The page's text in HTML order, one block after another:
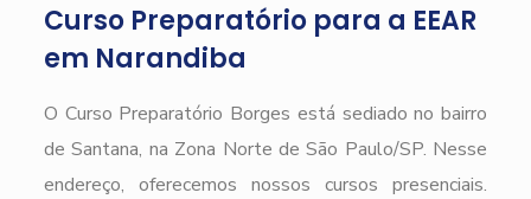
Curso Preparatório para a EEAR
em Narandiba
O Curso Preparatório Borges está sediado no bairro
de Santana, na Zona Norte de São Paulo/SP. Nesse
endereço, oferecemos nossos cursos presenciais.